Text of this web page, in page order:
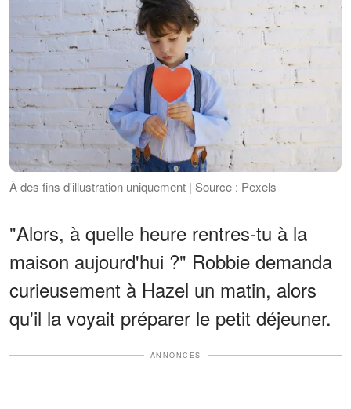
À des fins d'illustration uniquement | Source : Pexels
"Alors, à quelle heure rentres-tu à la
maison aujourd'hui ?" Robbie demanda
curieusement à Hazel un matin, alors
qu'il la voyait préparer le petit déjeuner.
ANNONCES